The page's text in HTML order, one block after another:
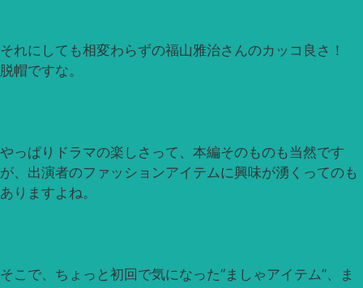
それにしても相変わらずの福山雅治さんのカッコ良さ！
脱帽ですな。
やっぱりドラマの楽しさって、本編そのものも当然です
が、出演者のファッションアイテムに興味が湧くってのも
ありますよね。
そこで、ちょっと初回で気になった”ましゃアイテム”、ま